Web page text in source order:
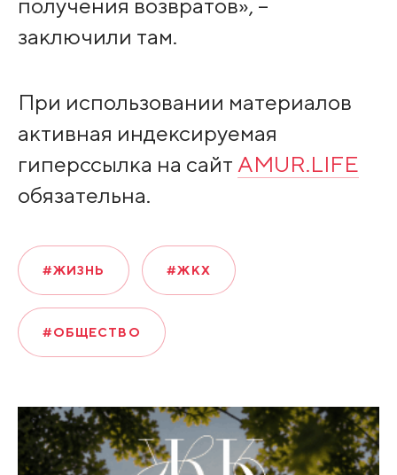
заключили там.
При использовании материалов
активная индексируемая
гиперссылка на сайт AMUR.LIFE
обязательна.
#ЖИЗНЬ #ЖКХ
#ОБЩЕСТВО